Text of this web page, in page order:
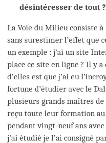
désintéresser de tout ?
La Voie du Milieu consiste à
sans surestimer l’effet que
un exemple : j’ai un site
place ce site en ligne ? Il y a
d’elles est que j’ai eu
fortune d’étudier avec le
plusieurs grands maîtres
reçu toute leur formation au
pendant vingt-neuf ans
j’ai étudié je l’ai consigné